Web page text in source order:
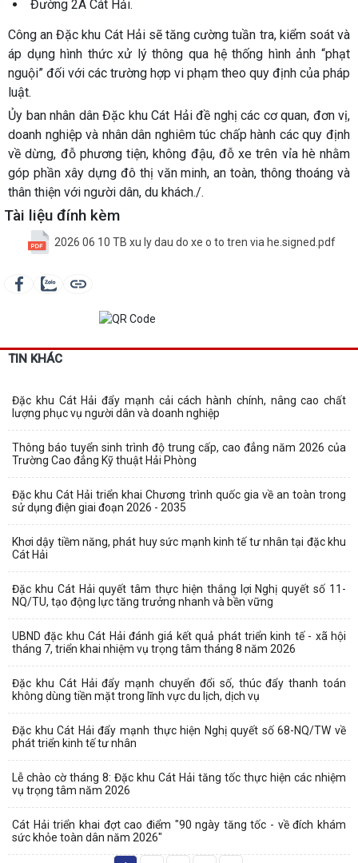
Đường 2A Cát Hải.
Công an Đặc khu Cát Hải sẽ tăng cường tuần tra, kiểm soát và
áp dụng hình thức xử lý thông qua hệ thống hình ảnh “phạt
nguội” đối với các trường hợp vi phạm theo quy định của pháp
luật.
Ủy ban nhân dân Đặc khu Cát Hải đề nghị các cơ quan, đơn vị,
doanh nghiệp và nhân dân nghiêm túc chấp hành các quy định
về dừng, đỗ phương tiện, không đậu, đỗ xe trên vỉa hè nhằm
góp phần xây dựng đô thị văn minh, an toàn, thông thoáng và
thân thiện với người dân, du khách./.
Tài liệu đính kèm
2026 06 10 TB xu ly dau do xe o to tren via he.signed.pdf
TIN KHÁC
Đặc khu Cát Hải đẩy mạnh cải cách hành chính, nâng cao chất
lượng phục vụ người dân và doanh nghiệp
Thông báo tuyển sinh trình độ trung cấp, cao đẳng năm 2026 của
Trường Cao đẳng Kỹ thuật Hải Phòng
Đặc khu Cát Hải triển khai Chương trình quốc gia về an toàn trong
sử dụng điện giai đoạn 2026 - 2035
Khơi dậy tiềm năng, phát huy sức mạnh kinh tế tư nhân tại đặc khu
Cát Hải
Đặc khu Cát Hải quyết tâm thực hiện thắng lợi Nghị quyết số 11-
NQ/TU, tạo động lực tăng trưởng nhanh và bền vững
UBND đặc khu Cát Hải đánh giá kết quả phát triển kinh tế - xã hội
tháng 7, triển khai nhiệm vụ trọng tâm tháng 8 năm 2026
Đặc khu Cát Hải đẩy mạnh chuyển đổi số, thúc đẩy thanh toán
không dùng tiền mặt trong lĩnh vực du lịch, dịch vụ
Đặc khu Cát Hải đẩy mạnh thực hiện Nghị quyết số 68-NQ/TW về
phát triển kinh tế tư nhân
Lễ chào cờ tháng 8: Đặc khu Cát Hải tăng tốc thực hiện các nhiệm
vụ trọng tâm năm 2026
Cát Hải triển khai đợt cao điểm "90 ngày tăng tốc - về đích khám
sức khỏe toàn dân năm 2026"